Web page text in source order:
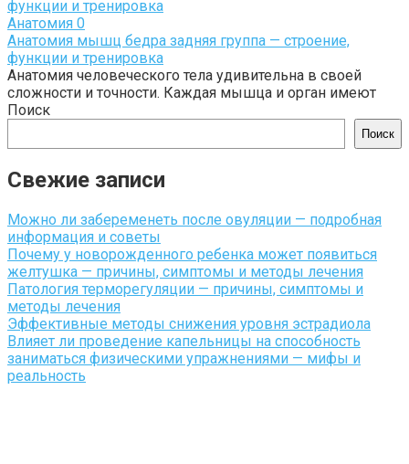
Анатомия 0
Анатомия мышц бедра задняя группа — строение,
функции и тренировка
Анатомия человеческого тела удивительна в своей
сложности и точности. Каждая мышца и орган имеют
Поиск
Поиск
Свежие записи
Можно ли забеременеть после овуляции — подробная
информация и советы
Почему у новорожденного ребенка может появиться
желтушка — причины, симптомы и методы лечения
Патология терморегуляции — причины, симптомы и
методы лечения
Эффективные методы снижения уровня эстрадиола
Влияет ли проведение капельницы на способность
заниматься физическими упражнениями — мифы и
реальность